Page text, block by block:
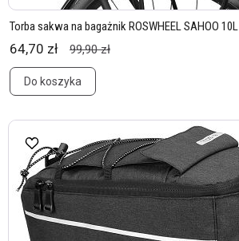
Torba sakwa na bagażnik ROSWHEEL SAHOO 10L
64,70 zł 99,90 zł
Do koszyka